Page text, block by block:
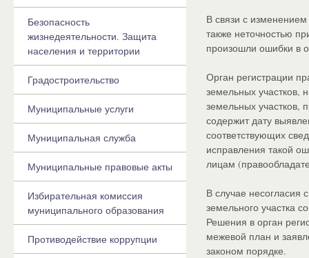
В связи с
также неточностью
произошли ошибки в
Орган регистрации
земельных участков,
земельных участков,
содержит дату
соответствующих
исправления такой
лицам
В случае несогласия
земельного участка
Решения в орган
межевой план и
законом порядке.
Безопасность
жизнедеятельности. Защита
населения и территории
Градостроительство
Муниципальные услуги
Муниципальная служба
Муниципальные правовые акты
Избирательная комиссия
муниципального образования
Противодействие коррупции